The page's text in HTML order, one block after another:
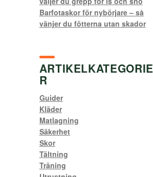
Barfotaskor för nybörjare – så
vänjer du fötterna utan skador
ARTIKELKATEGORIE
R
Guider
Kläder
Matlagning
Säkerhet
Skor
Tältning
Träning